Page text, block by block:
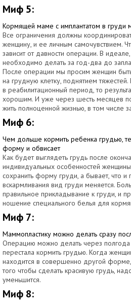
Миф 5:
Кормящей маме с имплантатом в груди
Все ограничения должны
женщину, и ее личным самочувствием.
зависит от давности операции. В
необходимо делать за год-два до
После операции мы просим женщин
на грудную клетку, поднятием
в реабилитационный период, то
хорошим. И уже через шесть месяцев
жить полноценной жизнью, в том числе
Миф 6:
Чем дольше кормить ребенка грудью,
форму и обвисает
Как будет выглядеть грудь после
индивидуальных особенностей
сохранить форму груди, а бывает, что и
вскармливания вид груди меняется.
правильное прикладывание к груди, и
ношение специального белья для
Миф 7:
Маммопластику можно делать сразу
Операцию можно делать через полгода
перестала кормить грудью. Когда
находится в совершенно другой
того чтобы сделать красивую грудь,
уменьшится.
Миф 8: